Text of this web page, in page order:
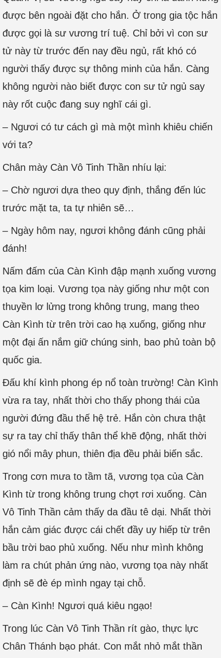
được bên ngoài đặt cho hắn. Ở trong gia tộc hắn
được gọi là sư vương trí tuệ. Chỉ bởi vì con sư
tử này từ trước đến nay đều ngủ, rất khó có
người thấy được sự thông minh của hắn. Càng
không người nào biết được con sư tử ngủ say
này rốt cuộc đang suy nghĩ cái gì.
– Ngươi có tư cách gì mà một mình khiêu chiến
với ta?
Chân mày Càn Vô Tinh Thần nhíu lại:
– Chờ ngươi dựa theo quy định, thắng đến lúc
trước mặt ta, ta tự nhiên sẽ…
– Ngày hôm nay, ngươi không đánh cũng phải
đánh!
Nấm đấm của Càn Kình đập mạnh xuống vương
tọa kim loại. Vương tọa này giống như một con
thuyền lơ lửng trong không trung, mang theo
Càn Kình từ trên trời cao hạ xuống, giống như
một đại ấn nắm giữ chúng sinh, bao phủ toàn bộ
quốc gia.
Đấu khí kình phong ép nổ toàn trường! Càn Kình
vừa ra tay, nhất thời cho thấy phong thái của
người đứng đầu thế hệ trẻ. Hắn còn chưa thật
sự ra tay chỉ thấy thân thể khẽ động, nhất thời
gió nổi mây phun, thiên địa đều phải biến sắc.
Trong cơn mưa to tầm tã, vương tọa của Càn
Kình từ trong không trung chợt rơi xuống. Càn
Vô Tinh Thần cảm thấy da đầu tê dại. Nhất thời
hắn cảm giác được cái chết đầy uy hiếp từ trên
bầu trời bao phủ xuống. Nếu như mình không
làm ra chút phản ứng nào, vương tọa này nhất
định sẽ đè ép mình ngay tại chỗ.
– Càn Kình! Ngươi quá kiêu ngạo!
Trong lúc Càn Vô Tinh Thần rít gào, thực lực
Chân Thánh bạo phát. Con mắt nhỏ mắt thần